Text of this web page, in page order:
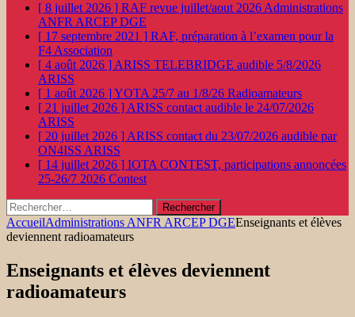
[ 8 juillet 2026 ] RAF revue juillet/aout 2026 Administrations
ANFR ARCEP DGE
[ 17 septembre 2021 ] RAF, préparation à l’examen pour la
F4 Association
[ 4 août 2026 ] ARISS TELEBRIDGE audible 5/8/2026
ARISS
[ 1 août 2026 ]YOTA 25/7 au 1/8/26 Radioamateurs
[ 21 juillet 2026 ] ARISS contact audible le 24/07/2026
ARISS
[ 20 juillet 2026 ] ARISS contact du 23/07/2026 audible par
ON4ISS ARISS
[ 14 juillet 2026 ] IOTA CONTEST, participations annoncées
25-26/7 2026 Contest
Rechercher :
AccueilAdministrations ANFR ARCEP DGEEnseignants et élèves
deviennent radioamateurs
Enseignants et élèves deviennent
radioamateurs